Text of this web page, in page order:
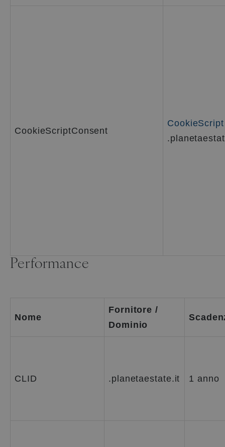
CookieScriptConsent
CookieScript
Performance
Nome
Fornitore /
Dominio
CLID .planetaestate.it 1 anno